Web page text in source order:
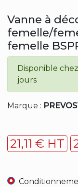
Vanne à
femelle/
femelle
Disponible
jours
Marque :
21,11 € HT